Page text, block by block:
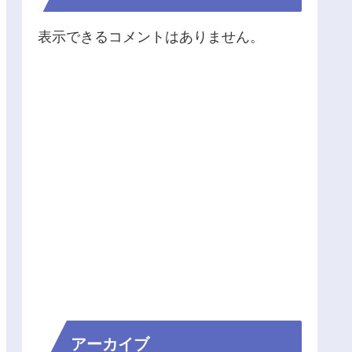
表示できるコメントはありません。
アーカイブ